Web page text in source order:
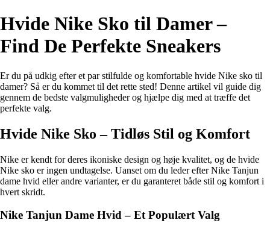
Hvide Nike Sko til Damer –
Find De Perfekte Sneakers
Er du på udkig efter et par stilfulde og komfortable hvide Nike sko til
damer? Så er du kommet til det rette sted! Denne artikel vil guide dig
gennem de bedste valgmuligheder og hjælpe dig med at træffe det
perfekte valg.
Hvide Nike Sko – Tidløs Stil og Komfort
Nike er kendt for deres ikoniske design og høje kvalitet, og de hvide
Nike sko er ingen undtagelse. Uanset om du leder efter Nike Tanjun
dame hvid eller andre varianter, er du garanteret både stil og komfort i
hvert skridt.
Nike Tanjun Dame Hvid – Et Populært Valg